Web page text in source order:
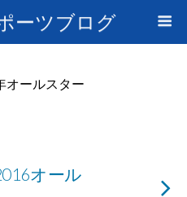
ーツブログ
オールスター
オール